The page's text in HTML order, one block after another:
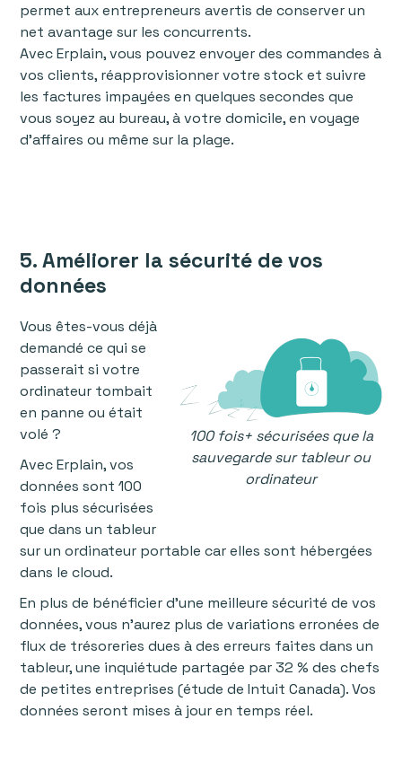
permet aux entrepreneurs avertis de conserver un
net avantage sur les concurrents.
Avec Erplain, vous pouvez envoyer des commandes à
vos clients, réapprovisionner votre stock et suivre
les factures impayées en quelques secondes que
vous soyez au bureau, à votre domicile, en voyage
d'affaires ou même sur la plage.
5. Améliorer la sécurité de vos
données
100 fois+ sécurisées que la
sauvegarde sur tableur ou
ordinateur
Vous êtes-vous déjà
demandé ce qui se
passerait si votre
ordinateur tombait
en panne ou était
volé ?
Avec Erplain, vos
données sont 100
fois plus sécurisées
que dans un tableur
sur un ordinateur portable car elles sont hébergées
dans le cloud.
En plus de bénéficier d'une meilleure sécurité de vos
données, vous n'aurez plus de variations erronées de
flux de trésoreries dues à des erreurs faites dans un
tableur, une inquiétude partagée par 32 % des chefs
de petites entreprises (étude de Intuit Canada). Vos
données seront mises à jour en temps réel.